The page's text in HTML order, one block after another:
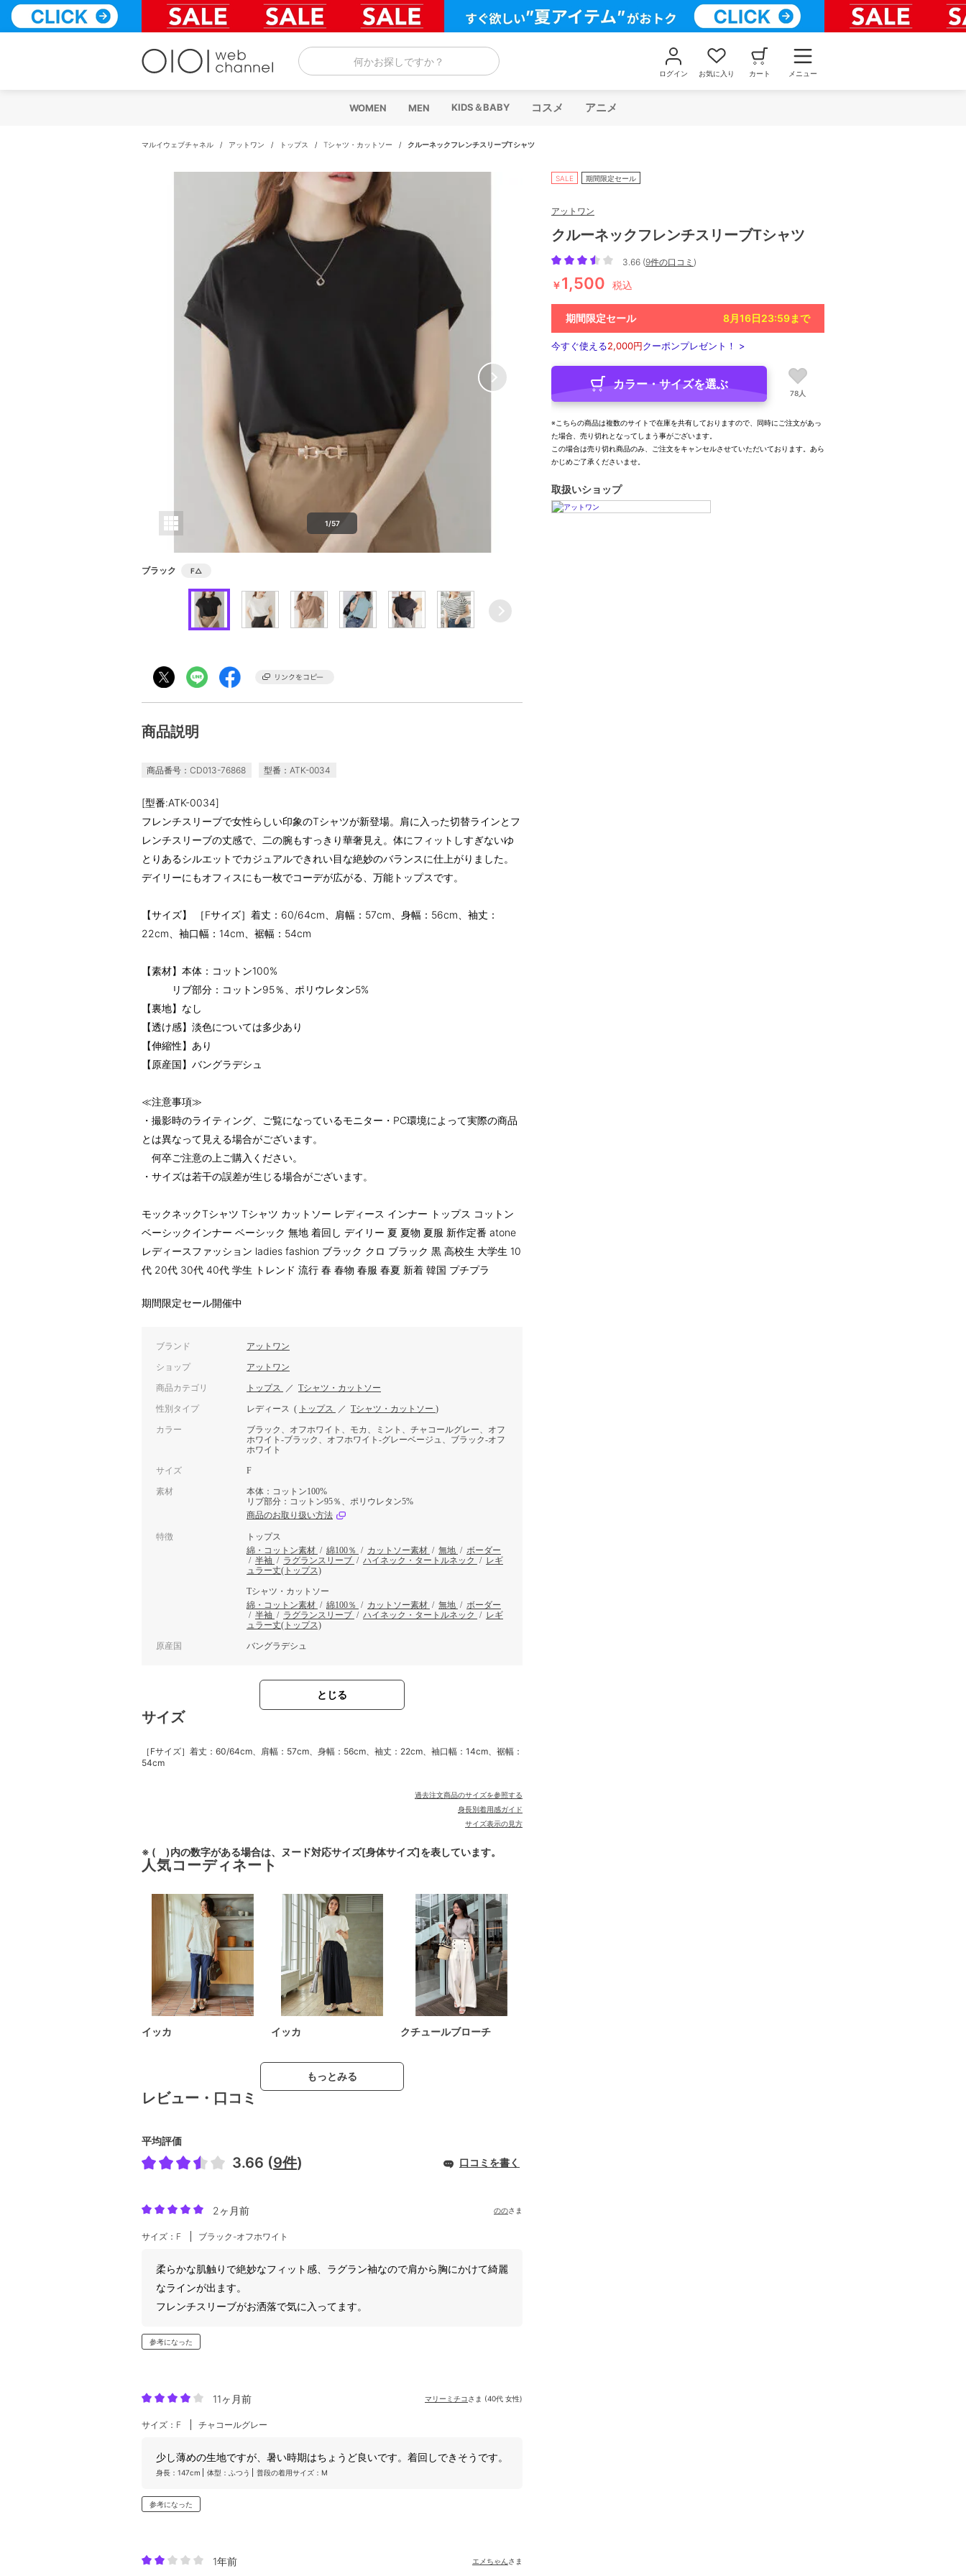
テ
何かお探しですか？
ログイン お気に入り カート メニュー
WOMEN MEN KIDS＆BABY コスメ アニメ
マルイウェブチャネル / アットワン / トップス / Tシャツ・カットソー / クルーネックフレンチスリーブTシャツ
1/57
ブラック F△
商品説明
商品番号：CD013-76868 型番：ATK-0034
[型番:ATK-0034]
フレンチスリーブで女性らしい印象のTシャツが新登場。肩に入った切替ラインとフ
レンチスリーブの丈感で、二の腕もすっきり華奢見え。体にフィットしすぎないゆ
とりあるシルエットでカジュアルできれい目な絶妙のバランスに仕上がりました。
デイリーにもオフィスにも一枚でコーデが広がる、万能トップスです。
【サイズ】 ［Fサイズ］着丈：60/64cm、肩幅：57cm、身幅：56cm、袖丈：
22cm、袖口幅：14cm、裾幅：54cm
【素材】本体：コットン100%
リブ部分：コットン95％、ポリウレタン5%
【裏地】なし
【透け感】淡色については多少あり
【伸縮性】あり
【原産国】バングラデシュ
≪注意事項≫
・撮影時のライティング、ご覧になっているモニター・PC環境によって実際の商品
とは異なって見える場合がございます。
何卒ご注意の上ご購入ください。
・サイズは若干の誤差が生じる場合がございます。
モックネックTシャツ Tシャツ カットソー レディース インナー トップス コットン
ベーシックインナー ベーシック 無地 着回し デイリー 夏 夏物 夏服 新作定番 atone
レディースファッション ladies fashion ブラック クロ ブラック 黒 高校生 大学生 10
代 20代 30代 40代 学生 トレンド 流行 春 春物 春服 春夏 新着 韓国 プチプラ
期間限定セール開催中
ブランド アットワン
ショップ アットワン
商品カテゴリ トップス ／ Tシャツ・カットソー
性別タイプ レディース ( トップス ／ Tシャツ・カットソー )
カラー
ブラック、オフホワイト、モカ、ミント、チャコールグレー、オフ
ホワイト-ブラック、オフホワイト-グレーベージュ、ブラック-オフ
ホワイト
サイズ F
素材
本体：コットン100%
リブ部分：コットン95％、ポリウレタン5%
商品のお取り扱い方法
特徴
トップス
綿・コットン素材 / 綿100％ / カットソー素材 / 無地 / ボーダー
/ 半袖 / ラグランスリーブ / ハイネック・タートルネック / レギ
ュラー丈(トップス)
Tシャツ・カットソー
綿・コットン素材 / 綿100％ / カットソー素材 / 無地 / ボーダー
/ 半袖 / ラグランスリーブ / ハイネック・タートルネック / レギ
ュラー丈(トップス)
原産国 バングラデシュ
とじる
サイズ
［Fサイズ］着丈：60/64cm、肩幅：57cm、身幅：56cm、袖丈：22cm、袖口幅：14cm、裾幅：
54cm
過去注文商品のサイズを参照する
身長別着用感ガイド
サイズ表示の見方
※ ( )内の数字がある場合は、ヌード対応サイズ[身体サイズ]を表しています。
人気コーディネート
イッカ イッカ クチュールブローチ
もっとみる
レビュー・口コミ
平均評価
3.66 (9件) 口コミを書く
2ヶ月前 ののさま
サイズ：F ブラック-オフホワイト
柔らかな肌触りで絶妙なフィット感、ラグラン袖なので肩から胸にかけて綺麗
なラインが出ます。
フレンチスリーブがお洒落で気に入ってます。
参考になった
11ヶ月前 マリーミチコ さま (40代 女性)
サイズ：F チャコールグレー
少し薄めの生地ですが、暑い時期はちょうど良いです。着回しできそうです。
身長：147cm 体型：ふつう 普段の着用サイズ：M
参考になった
1年前 エメちゃん さま
SALE 期間限定セール
アットワン
クルーネックフレンチスリーブTシャツ
3.66 (9件の口コミ )
￥1,500 税込
期間限定セール 8月16日23:59まで
今すぐ使える2,000円クーポンプレゼント！ >
カラー・サイズを選ぶ
78人
※こちらの商品は複数のサイトで在庫を共有しておりますので、同時にご注文があっ
た場合、売り切れとなってしまう事がございます。
この場合は売り切れ商品のみ、ご注文をキャンセルさせていただいております。あら
かじめご了承くださいませ。
取扱いショップ